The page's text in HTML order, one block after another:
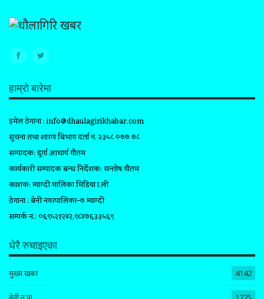
हाम्रो बारेमा
इमेल ठेगाना :info@dhaulagirikhabar.com
सूचना तथा प्रशारण बिभाग दर्ता न. २३५८ ०७७ ७८
सम्पादक: दुर्गा आचार्य गौतम
कार्यकारी सम्पादक प्रबन्ध निर्देशक: सन्तोष गौतम
प्रकाशक: म्याग्दी मालिका मिडिया प्रा.ली
ठेगाना : बेनी नगरपालिका–७ म्याग्दी
सम्पर्क न.: ०६९५२१२४२,९८४७६३३५६९
धेरै रुचाइएका
मुख्य खबर 4142